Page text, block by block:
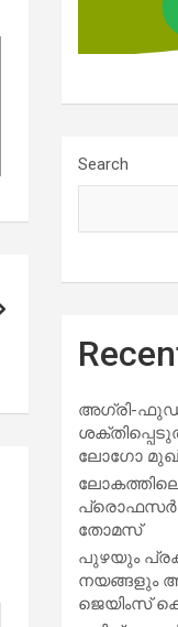
Search
അഗ്രി-ഫുഡ്
ലോഗോ
പ്രൊഫസർ
തോമസ്
പുഴയും
നയങ്ങളും
ജെയിംസ്